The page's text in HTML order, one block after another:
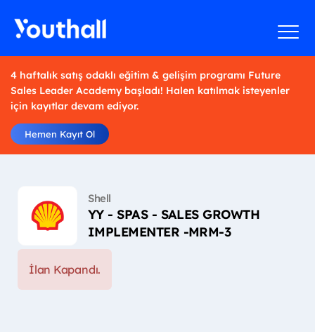
4 haftalık satış odaklı eğitim & gelişim programı Future
Sales Leader Academy başladı! Halen katılmak isteyenler
için kayıtlar devam ediyor.
Hemen Kayıt Ol
Shell
YY - SPAS - SALES GROWTH
IMPLEMENTER -MRM-3
İlan Kapandı.